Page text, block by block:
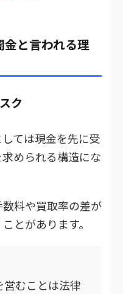
金と言われる理
ク
ては現金を先に受
められる構造にな
料や買取率の差が
とがあります。
むことは法律